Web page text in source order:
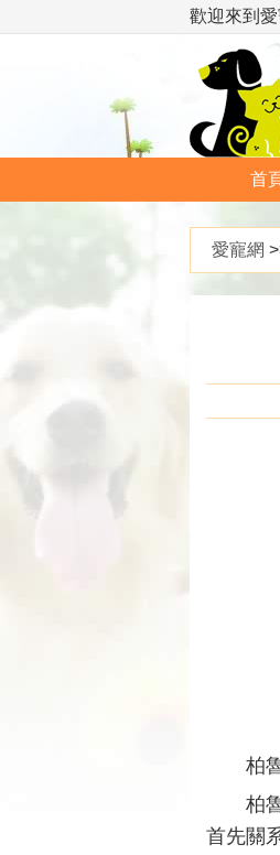
歡迎來到愛
首
愛寵網
柏
柏
首先關